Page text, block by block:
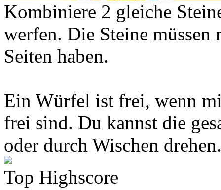
Kombiniere 2 gleiche
werfen. Die Steine müssen
Seiten haben.
Ein Würfel ist frei, wenn
frei sind. Du kannst die
oder durch Wischen drehen.
Top Highscore